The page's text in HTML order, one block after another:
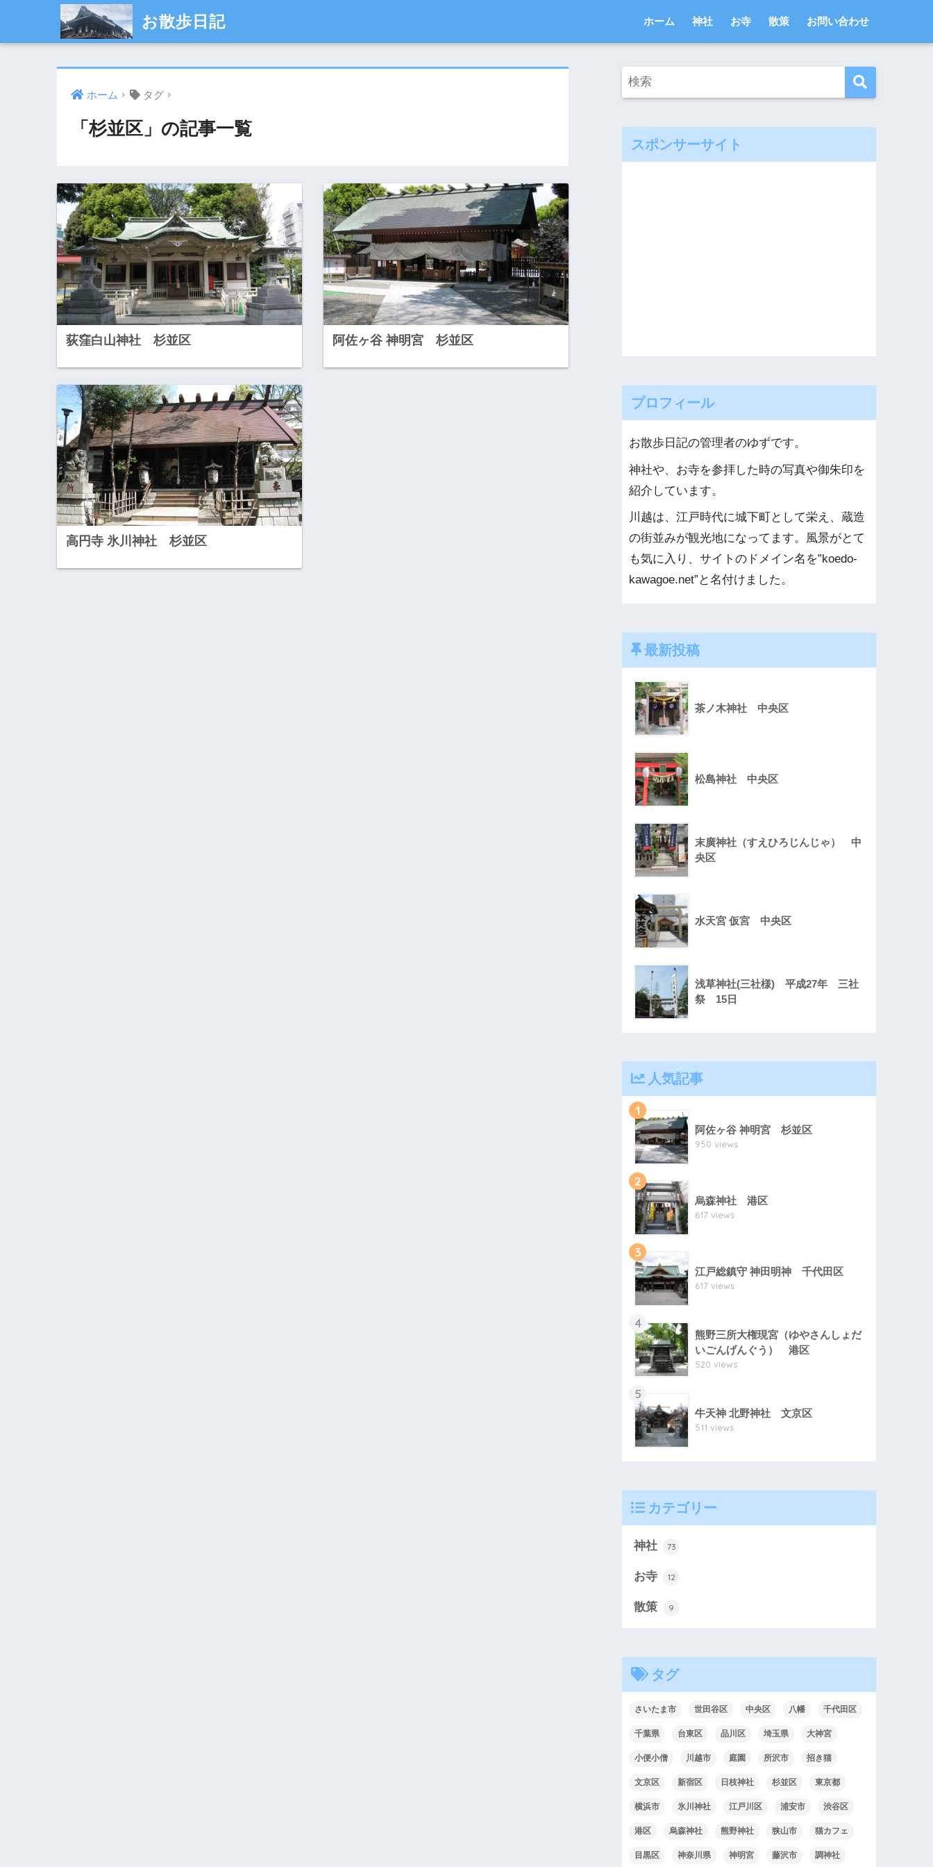
お散歩日記 ホーム 神社 お寺 散策 お問い合わせ
ホーム タグ
「杉並区」の記事一覧
荻窪白山神社 杉並区 阿佐ヶ谷 神明宮 杉並区
高円寺 氷川神社 杉並区
スポンサーサイト
プロフィール
お散歩日記の管理者のゆずです。
神社や、お寺を参拝した時の写真や御朱印を
紹介しています。
川越は、江戸時代に城下町として栄え、蔵造
の街並みが観光地になってます。風景がとて
も気に入り、サイトのドメイン名を”koedo-
kawagoe.net”と名付けました。
最新投稿
茶ノ木神社 中央区
松島神社 中央区
末廣神社（すえひろじんじゃ） 中
央区
水天宮 仮宮 中央区
浅草神社(三社様) 平成27年 三社
祭 15日
人気記事
1
阿佐ヶ谷 神明宮 杉並区
950 views
2
烏森神社 港区
617 views
3
江戸総鎮守 神田明神 千代田区
617 views
4
熊野三所大権現宮（ゆやさんしょだ
いごんげんぐう） 港区
520 views
5
牛天神 北野神社 文京区
511 views
カテゴリー
神社 73
お寺 12
散策 9
タグ
さいたま市 世田谷区 中央区 八幡 千代田区
千葉県 台東区 品川区 埼玉県 大神宮
小便小僧 川越市 庭園 所沢市 招き猫
文京区 新宿区 日枝神社 杉並区 東京都
横浜市 氷川神社 江戸川区 浦安市 渋谷区
港区 烏森神社 熊野神社 狭山市 猫カフェ
目黒区 神奈川県 神明宮 藤沢市 調神社